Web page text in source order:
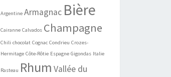
Argentine Armagnac Bière
Cairanne Calvados Champagne
Chili chocolat Cognac Condrieu Crozes-
Hermitage Côte-Rôtie Espagne Gigondas Italie
Rasteau Rhum Vallée du